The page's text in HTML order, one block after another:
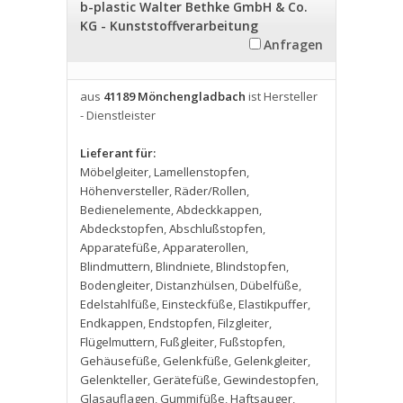
b-plastic Walter Bethke GmbH & Co.
KG - Kunststoffverarbeitung
Anfragen
aus 41189 Mönchengladbach ist Hersteller
- Dienstleister
Lieferant für:
Möbelgleiter,Lamellenstopfen,
Höhenversteller,Räder/Rollen,
Bedienelemente,Abdeckkappen,
Abdeckstopfen,Abschlußstopfen,
Apparatefüße,Apparaterollen,
Blindmuttern,Blindniete,Blindstopfen,
Bodengleiter,Distanzhülsen,Dübelfüße,
Edelstahlfüße,Einsteckfüße,Elastikpuffer,
Endkappen,Endstopfen,Filzgleiter,
Flügelmuttern,Fußgleiter,Fußstopfen,
Gehäusefüße, Gelenkfüße, Gelenkgleiter,
Gelenkteller, Gerätefüße, Gewindestopfen,
Glasauflagen, Gummifüße,Haftsauger,